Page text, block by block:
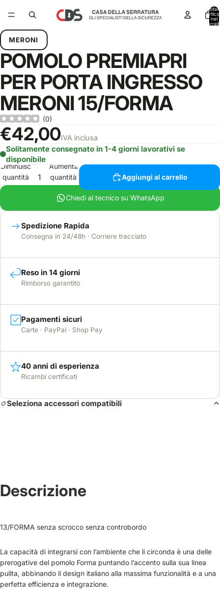
nel
MERONI
POMOLO PREMIAPRI
PER PORTA INGRESSO
MERONI 15/FORMA
(0)
€42,00IVA inclusa
Solitamente consegnato in 1-4 giorni lavorativi se
disponibile
Diminuisci
quantità
Aumenta
quantità
Aggiungi al carrello
Chiedi al tecnico su WhatsApp
Spedizione Rapida
Consegna in 24/48h · Corriere tracciato
Reso in 14 giorni
Rimborso garantito
Pagamenti sicuri
Carte · PayPal · Shop Pay
40 anni di esperienza
Ricambi certificati
Seleziona accessori compatibili
Descrizione
13/FORMA senza scrocco senza controbordo
La capacità di integrarsi con l’ambiente che li circonda è una delle
prerogative del pomolo Forma puntando l’accento sulla sua linea
pulita, abbinando il design italiano alla massima funzionalità e a una
perfetta efficienza e integrazione.